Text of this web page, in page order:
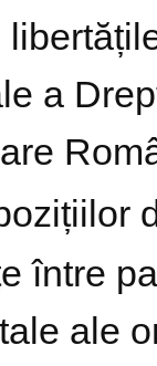
a
între
ale